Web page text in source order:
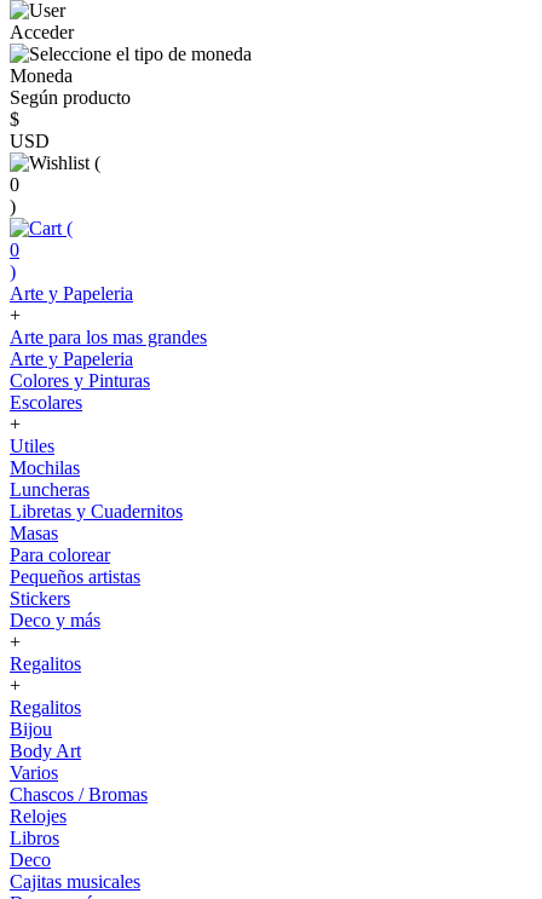
Acceder
Moneda
Según producto
$
USD
(
0
)
(
0
)
Arte y Papeleria
+
Arte para los mas grandes
Arte y Papeleria
Colores y Pinturas
Escolares
+
Utiles
Mochilas
Luncheras
Libretas y Cuadernitos
Masas
Para colorear
Pequeños artistas
Stickers
Deco y más
+
Regalitos
+
Regalitos
Bijou
Body Art
Varios
Chascos / Bromas
Relojes
Libros
Deco
Cajitas musicales